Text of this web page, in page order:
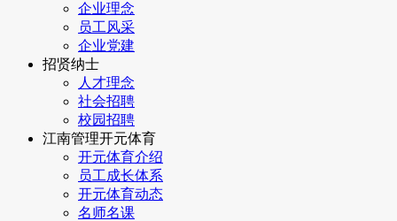
企业理念
员工风采
企业党建
招贤纳士
人才理念
社会招聘
校园招聘
江南管理开元体育
开元体育介绍
员工成长体系
开元体育动态
名师名课